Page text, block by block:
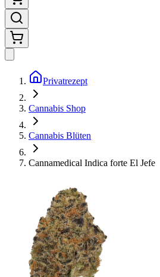
Privatrezept
Cannabis Shop
Cannabis Blüten
Cannamedical Indica forte El Jefe